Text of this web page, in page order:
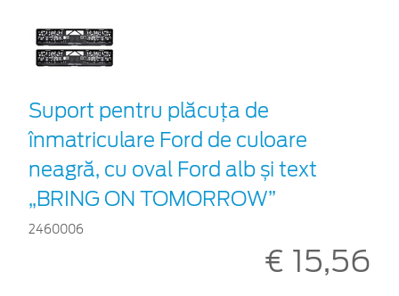
Suport pentru plăcuța de
înmatriculare Ford de culoare
neagră, cu oval Ford alb și text
„BRING ON TOMORROW”
2460006
€ 15,56